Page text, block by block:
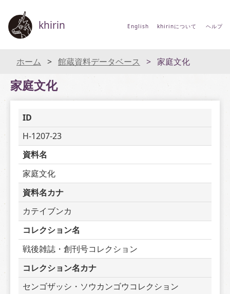
khirin English khirinについて ヘルプ
ホーム 館蔵資料データベース 家庭文化
家庭文化
ID
H-1207-23
資料名
家庭文化
資料名カナ
カテイブンカ
コレクション名
戦後雑誌・創刊号コレクション
コレクション名カナ
センゴザッシ・ソウカンゴウコレクション